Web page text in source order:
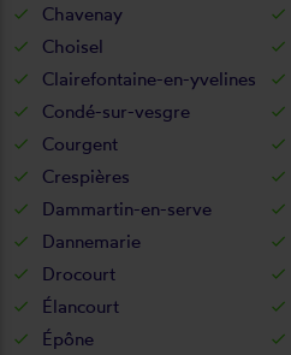
Chavenay
Choisel
Clairefontaine-en-yvelines
Condé-sur-vesgre
Courgent
Crespières
Dammartin-en-serve
Dannemarie
Drocourt
Élancourt
Épône